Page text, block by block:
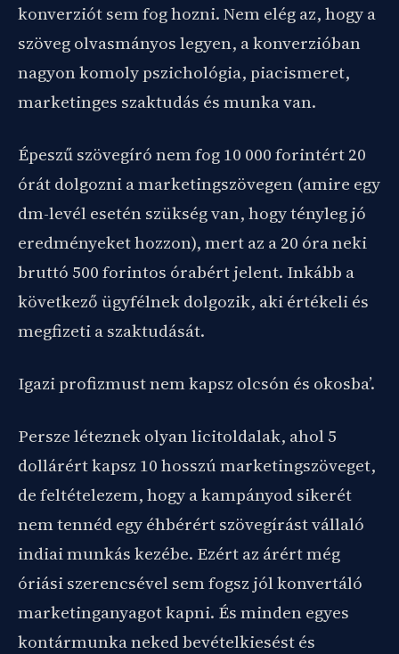
konverziót sem fog hozni. Nem elég az, hogy a
szöveg olvasmányos legyen, a konverzióban
nagyon komoly pszichológia, piacismeret,
marketinges szaktudás és munka van.
Épeszű szövegíró nem fog 10 000 forintért 20
órát dolgozni a marketingszövegen (amire egy
dm-levél esetén szükség van, hogy tényleg jó
eredményeket hozzon), mert az a 20 óra neki
bruttó 500 forintos órabért jelent. Inkább a
következő ügyfélnek dolgozik, aki értékeli és
megfizeti a szaktudását.
Igazi profizmust nem kapsz olcsón és okosba’.
Persze léteznek olyan licitoldalak, ahol 5
dollárért kapsz 10 hosszú marketingszöveget,
de feltételezem, hogy a kampányod sikerét
nem tennéd egy éhbérért szövegírást vállaló
indiai munkás kezébe. Ezért az árért még
óriási szerencsével sem fogsz jól konvertáló
marketinganyagot kapni. És minden egyes
kontármunka neked bevételkiesést és